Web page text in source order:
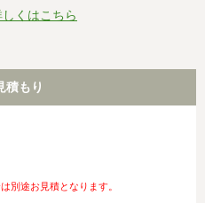
くはこちら
積もり
別途お見積となります。